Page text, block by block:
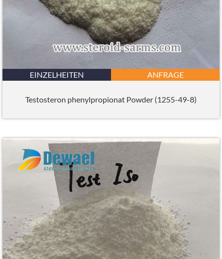
EINZELHEITEN ANFRAGE
Testosteron phenylpropionat Powder (1255-49-8)